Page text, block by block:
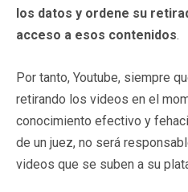
los datos y ordene su
acceso a esos contenidos.
Por tanto, Youtube, siempre
retirando los videos en el
conocimiento efectivo y
de un juez, no será
videos que se suben a su